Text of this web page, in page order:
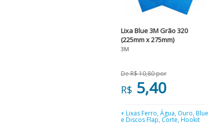
Lixa Blue 3M Grão 320
(225mm x 275mm)
3M
De R$ 10,80 por
R$ 5,40
+ Lixas Ferro, Água, Ouro, Blue
e Discos Flap, Corte, Hookit